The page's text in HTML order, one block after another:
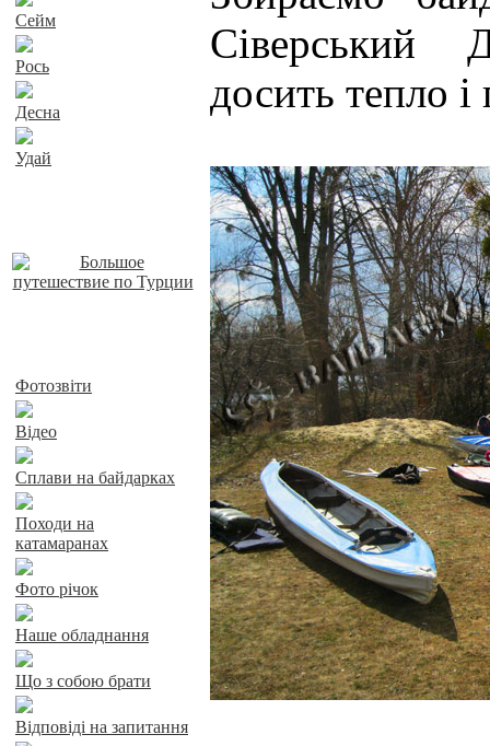
Сейм
Рось
Десна
Удай
Фотозвіти
Відео
Сплави на байдарках
Походи на
катамаранах
Фото річок
Наше обладнання
Що з собою брати
Відповіді на запитання
Сіверський
досить тепло і